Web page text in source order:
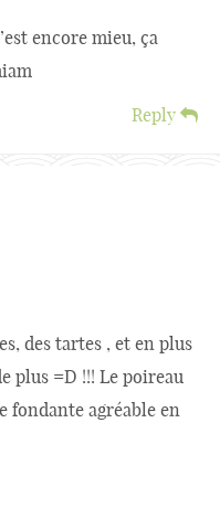
encore mieu, ça
Reply
des tartes , et en plus
plus =D !!! Le poireau
fondante agréable en